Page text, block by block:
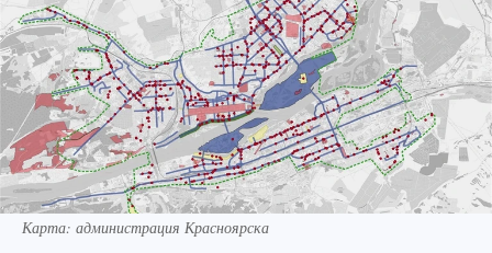
Карта: администрация Красноярска